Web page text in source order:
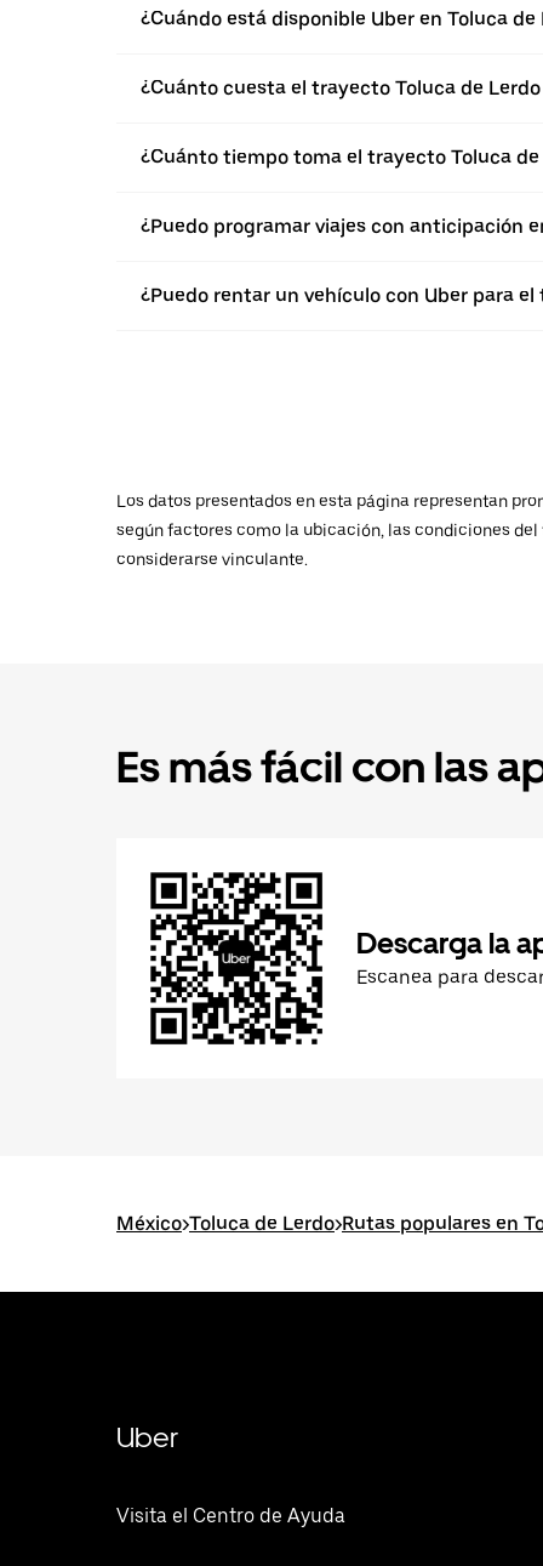
¿Cuándo está disponible Uber en Toluca de
¿Cuánto cuesta el trayecto Toluca de
¿Cuánto tiempo toma el trayecto Toluca de
¿Puedo programar viajes con anticipación
¿Puedo rentar un vehículo con Uber para
Los datos presentados en esta página representan
según factores como la ubicación, las condiciones
considerarse vinculante.
Es más fácil con las
Descarga la
Escanea para
México>Toluca de Lerdo>Rutas populares en
Uber
Visita el Centro de Ayuda